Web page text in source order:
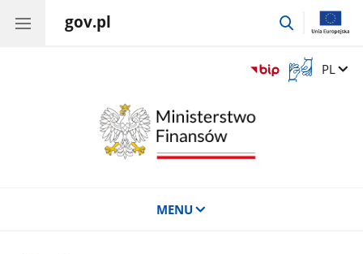
gov.pl
przejdź
Otwórz
okno
Zmień
PL
MENU